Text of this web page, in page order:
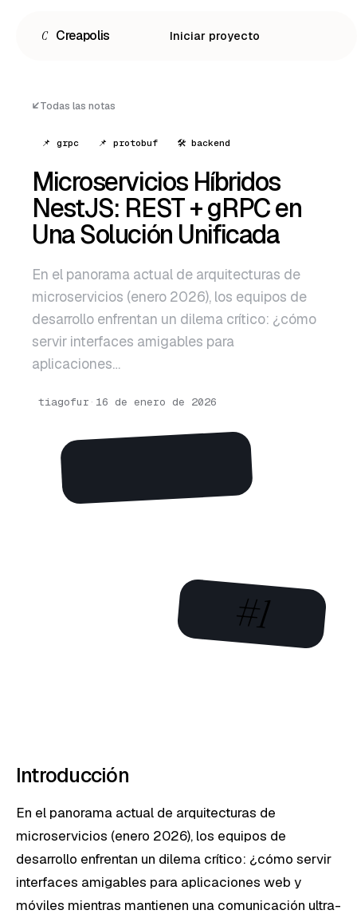
C Creapolis Iniciar proyecto
Español
English
Português
Todas las notas
📌 grpc 📌 protobuf 🛠 backend
Microservicios Híbridos
NestJS: REST + gRPC en
Una Solución Unificada
En el panorama actual de arquitecturas de
microservicios (enero 2026), los equipos de
desarrollo enfrentan un dilema crítico: ¿cómo
servir interfaces amigables para
aplicaciones…
tiagofur · 16 de enero de 2026
#1
Introducción
En el panorama actual de arquitecturas de
microservicios (enero 2026), los equipos de
desarrollo enfrentan un dilema crítico: ¿cómo servir
interfaces amigables para aplicaciones web y
móviles mientras mantienen una comunicación ultra-